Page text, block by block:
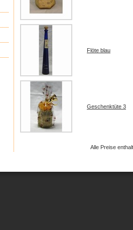
Flöte blau
Geschenktüte 3
Alle Preise